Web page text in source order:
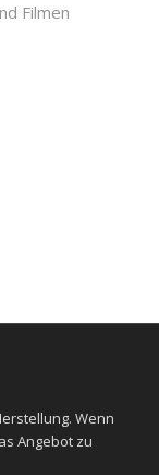
Filmen
Wenn
Angebot zu